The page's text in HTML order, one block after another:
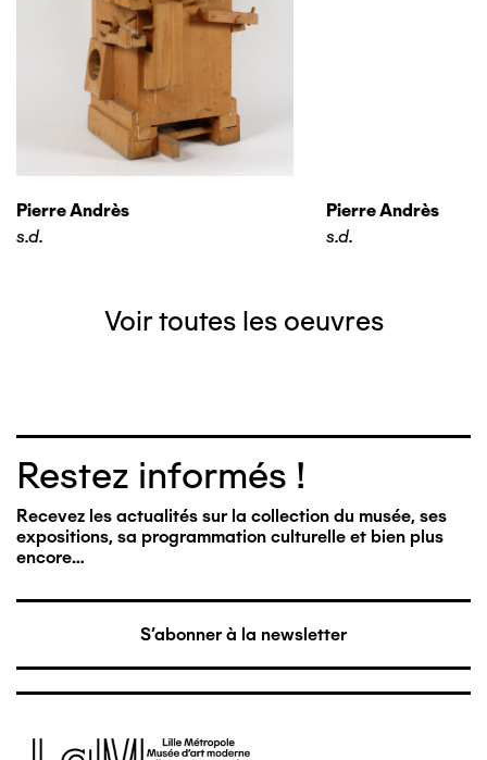
Pierre Andrès
s.d.
Pierre Andrès
s.d.
Voir toutes les oeuvres
Restez informés !
Recevez les actualités sur la collection du musée, ses
expositions, sa programmation culturelle et bien plus
encore…
S'abonner à la newsletter
Image